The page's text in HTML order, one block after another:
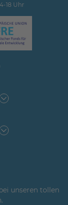
18 Uhr
unseren tollen